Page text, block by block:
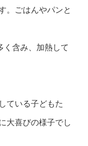
。ごはんやパンと
く含み、加熱して
ている子どもた
大喜びの様子でし